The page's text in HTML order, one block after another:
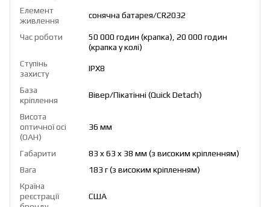
Елемент
живлення
сонячна батарея/CR2032
Час роботи
50 000 годин (крапка), 20 000 годин
(крапка у колі)
Ступінь
захисту
IPX8
База
кріплення
Вівер/Пікатінні (Quick Detach)
Висота
оптичної осі
(OAH)
36 мм
Габарити
83 x 63 x 38 мм (з високим кріпленням)
Вага
183 г (з високим кріпленням)
Країна
реєстрації
США